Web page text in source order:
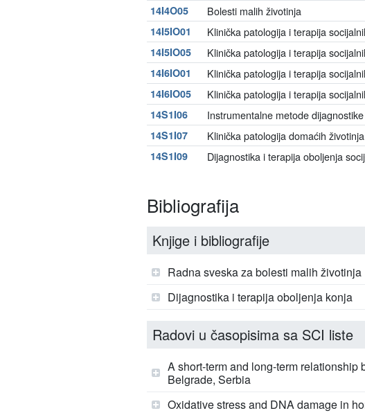
14I4O05 Bolesti malih životinja
14I5IO01 Klinička patologija i terapija
14I5IO05 Klinička patologija i terapija
14I6IO01 Klinička patologija i terapija
14I6IO05 Klinička patologija i terapija
14S1I06 Instrumentalne metode
14S1I07 Klinička patologija domaćih životinja
14S1I09 Dijagnostika i terapija oboljenja
Bibliografija
Knjige i bibliografije
Radna sveska za bolesti malih životinja
Dijagnostika i terapija oboljenja konja
Radovi u časopisima sa SCI liste
A short-term and long-term
Belgrade, Serbia
Oxidative stress and DNA damage in